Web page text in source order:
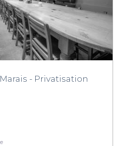
- Privatisation